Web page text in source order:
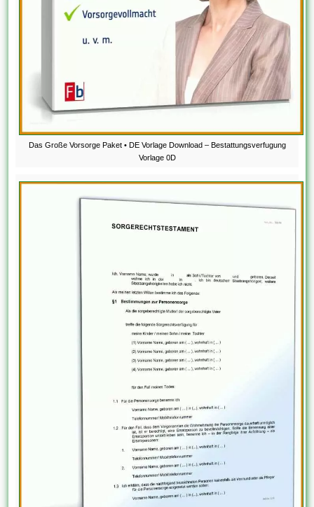
Das Große Vorsorge Paket • DE Vorlage Download – Bestattungsverfugung
Vorlage 0D